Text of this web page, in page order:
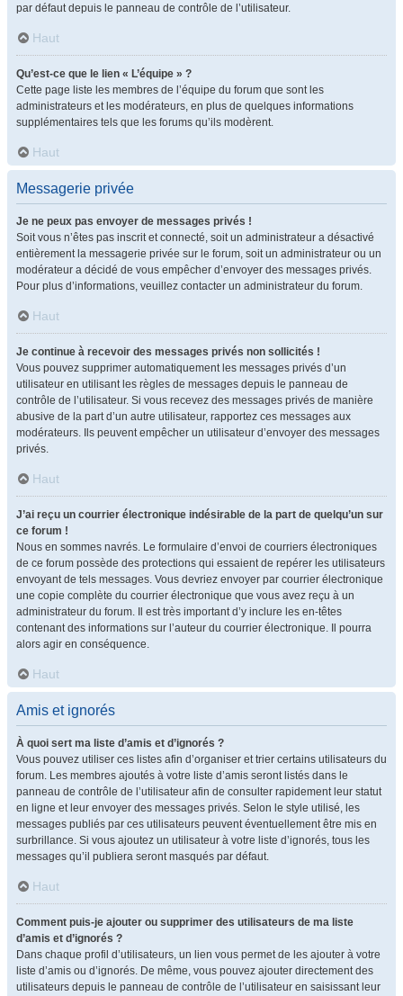
par défaut depuis le panneau de contrôle de l’utilisateur.
Haut
Qu’est-ce que le lien « L’équipe » ?
Cette page liste les membres de l’équipe du forum que sont les
administrateurs et les modérateurs, en plus de quelques informations
supplémentaires tels que les forums qu’ils modèrent.
Haut
Messagerie privée
Je ne peux pas envoyer de messages privés !
Soit vous n’êtes pas inscrit et connecté, soit un administrateur a désactivé
entièrement la messagerie privée sur le forum, soit un administrateur ou un
modérateur a décidé de vous empêcher d’envoyer des messages privés.
Pour plus d’informations, veuillez contacter un administrateur du forum.
Haut
Je continue à recevoir des messages privés non sollicités !
Vous pouvez supprimer automatiquement les messages privés d’un
utilisateur en utilisant les règles de messages depuis le panneau de
contrôle de l’utilisateur. Si vous recevez des messages privés de manière
abusive de la part d’un autre utilisateur, rapportez ces messages aux
modérateurs. Ils peuvent empêcher un utilisateur d’envoyer des messages
privés.
Haut
J’ai reçu un courrier électronique indésirable de la part de quelqu’un sur
ce forum !
Nous en sommes navrés. Le formulaire d’envoi de courriers électroniques
de ce forum possède des protections qui essaient de repérer les utilisateurs
envoyant de tels messages. Vous devriez envoyer par courrier électronique
une copie complète du courrier électronique que vous avez reçu à un
administrateur du forum. Il est très important d’y inclure les en-têtes
contenant des informations sur l’auteur du courrier électronique. Il pourra
alors agir en conséquence.
Haut
Amis et ignorés
À quoi sert ma liste d’amis et d’ignorés ?
Vous pouvez utiliser ces listes afin d’organiser et trier certains utilisateurs du
forum. Les membres ajoutés à votre liste d’amis seront listés dans le
panneau de contrôle de l’utilisateur afin de consulter rapidement leur statut
en ligne et leur envoyer des messages privés. Selon le style utilisé, les
messages publiés par ces utilisateurs peuvent éventuellement être mis en
surbrillance. Si vous ajoutez un utilisateur à votre liste d’ignorés, tous les
messages qu’il publiera seront masqués par défaut.
Haut
Comment puis-je ajouter ou supprimer des utilisateurs de ma liste
d’amis et d’ignorés ?
Dans chaque profil d’utilisateurs, un lien vous permet de les ajouter à votre
liste d’amis ou d’ignorés. De même, vous pouvez ajouter directement des
utilisateurs depuis le panneau de contrôle de l’utilisateur en saisissant leur